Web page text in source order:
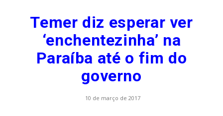
Temer diz esperar ver
‘enchentezinha’ na
Paraíba até o fim do
governo
10 de março de 2017